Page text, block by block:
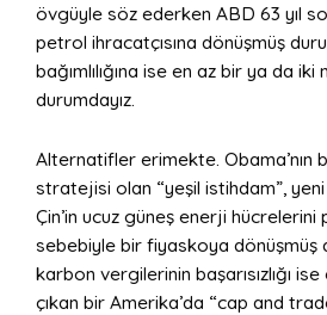
övgüyle söz ederken ABD 63 yıl
petrol ihracatçısına dönüşmüş
bağımlılığına ise en az bir ya da
durumdayız.
Alternatifler erimekte. Obama’nın
stratejisi olan “yeşil istihdam”,
Çin’in ucuz güneş enerji
sebebiyle bir fiyaskoya dönüşmüş
karbon vergilerinin başarısızlığı
çıkan bir Amerika’da “cap and